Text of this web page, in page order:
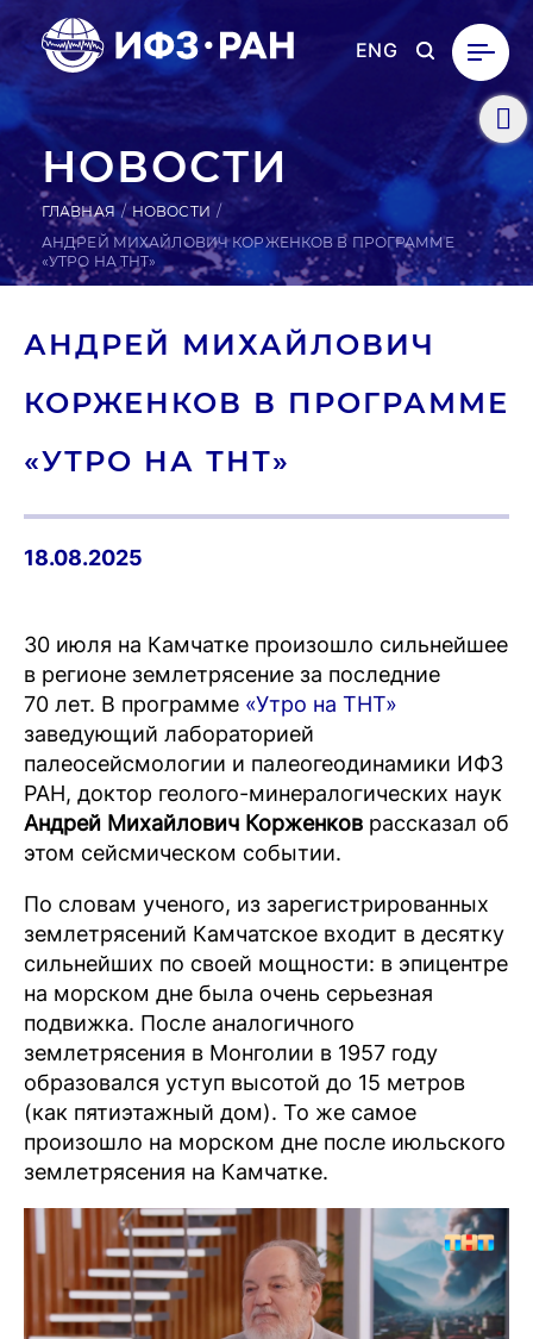
ENG
НОВОСТИ
ГЛАВНАЯ
НОВОСТИ
АНДРЕЙ МИХАЙЛОВИЧ КОРЖЕНКОВ В ПРОГРАММЕ
«УТРО НА ТНТ»
АНДРЕЙ МИ­ХАЙ­ЛО­ВИЧ
КОР­ЖЕНКОВ В ПРОГ­РАММЕ
«УТРО НА ТНТ»
18.08.2025
30 июля на Камчатке произошло сильнейшее
в регионе землетрясение за последние
70 лет. В программе «Утро на ТНТ»
заведующий лабораторией
палеосейсмологии и палеогеодинамики ИФЗ
РАН, доктор геолого-минералогических наук
Андрей Михайлович Корженков рассказал об
этом сейсмическом событии.
По словам ученого, из зарегистрированных
землетрясений Камчатское входит в десятку
сильнейших по своей мощности: в эпицентре
на морском дне была очень серьезная
подвижка. После аналогичного
землетрясения в Монголии в 1957 году
образовался уступ высотой до 15 метров
(как пятиэтажный дом). То же самое
произошло на морском дне после июльского
землетрясения на Камчатке.